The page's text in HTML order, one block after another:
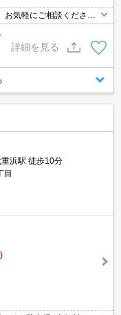
お気軽にご相談くださ
者を確認できて安心★洗
変使いやすい間取りと
詳細を見る
浜駅 徒歩10分
目